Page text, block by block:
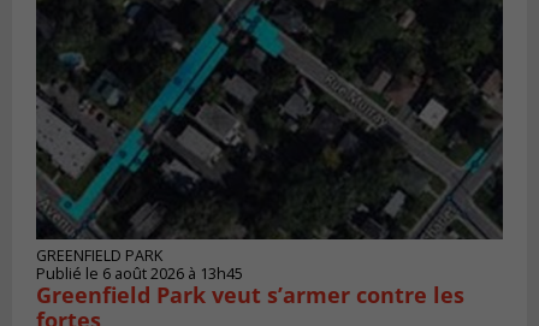
GREENFIELD PARK
Publié le 6 août 2026 à 13h45
Greenfield Park veut s’armer contre les
fortes